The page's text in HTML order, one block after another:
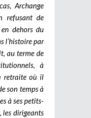
Archange
refusant de
dehors du
l’histoire par
au terme de
à
retraite où il
son temps à
à ses petits-
les dirigeants